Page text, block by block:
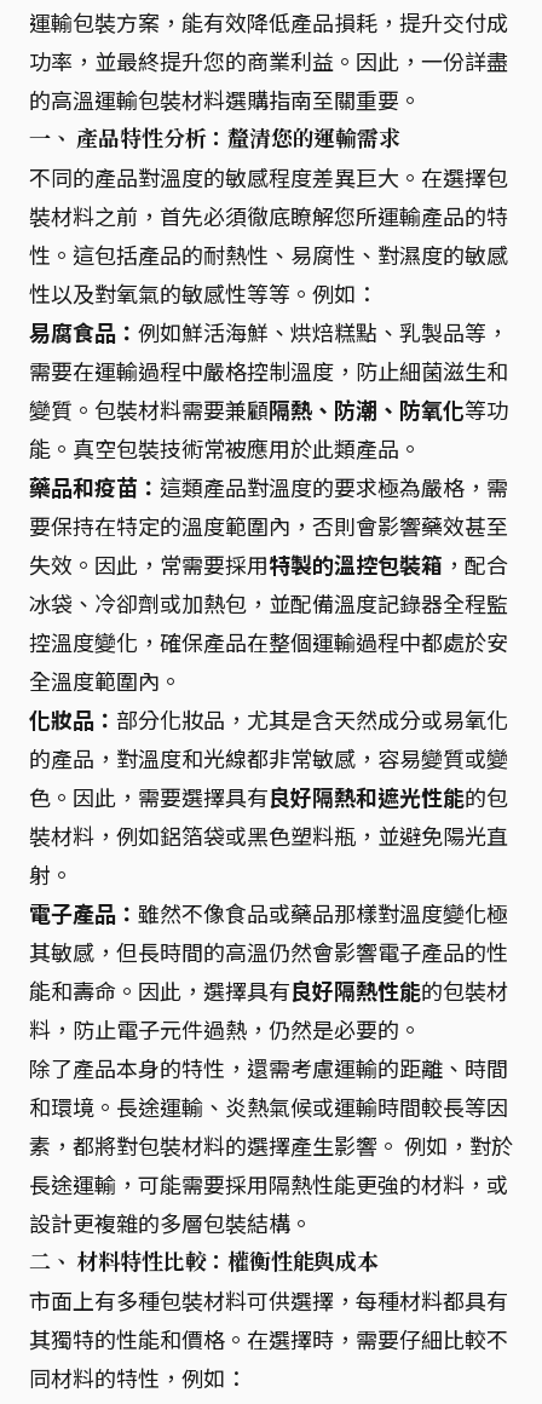
運輸包裝方案，能有效降低產品損耗，提升交付成
功率，並最終提升您的商業利益。因此，一份詳盡
的高溫運輸包裝材料選購指南至關重要。
一、 產品特性分析：釐清您的運輸需求
不同的產品對溫度的敏感程度差異巨大。在選擇包
裝材料之前，首先必須徹底瞭解您所運輸產品的特
性。這包括產品的耐熱性、易腐性、對濕度的敏感
性以及對氧氣的敏感性等等。例如：
易腐食品： 例如鮮活海鮮、烘焙糕點、乳製品等，
需要在運輸過程中嚴格控制溫度，防止細菌滋生和
變質。包裝材料需要兼顧隔熱、防潮、防氧化等功
能。真空包裝技術常被應用於此類產品。
藥品和疫苗： 這類產品對溫度的要求極為嚴格，需
要保持在特定的溫度範圍內，否則會影響藥效甚至
失效。因此，常需要採用特製的溫控包裝箱 ，配合
冰袋、冷卻劑或加熱包，並配備溫度記錄器全程監
控溫度變化，確保產品在整個運輸過程中都處於安
全溫度範圍內。
化妝品： 部分化妝品，尤其是含天然成分或易氧化
的產品，對溫度和光線都非常敏感，容易變質或變
色。因此，需要選擇具有良好隔熱和遮光性能的包
裝材料，例如鋁箔袋或黑色塑料瓶，並避免陽光直
射。
電子產品： 雖然不像食品或藥品那樣對溫度變化極
其敏感，但長時間的高溫仍然會影響電子產品的性
能和壽命。因此，選擇具有良好隔熱性能的包裝材
料，防止電子元件過熱，仍然是必要的。
除了產品本身的特性，還需考慮運輸的距離、時間
和環境。長途運輸、炎熱氣候或運輸時間較長等因
素，都將對包裝材料的選擇產生影響。 例如，對於
長途運輸，可能需要採用隔熱性能更強的材料，或
設計更複雜的多層包裝結構。
二、 材料特性比較：權衡性能與成本
市面上有多種包裝材料可供選擇，每種材料都具有
其獨特的性能和價格。在選擇時，需要仔細比較不
同材料的特性，例如：